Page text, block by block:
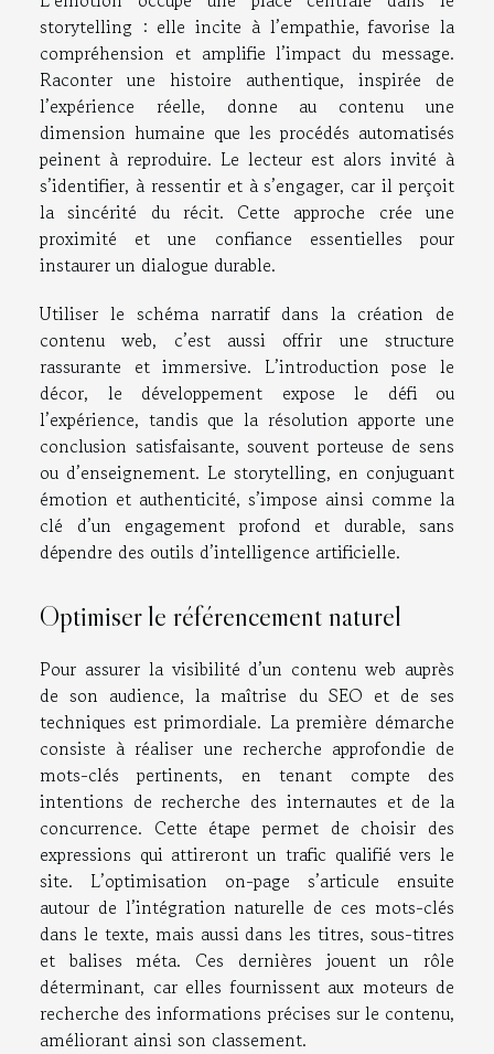
storytelling : elle incite à l’empathie, favorise la
compréhension et amplifie l’impact du message.
Raconter une histoire authentique, inspirée de
l’expérience réelle, donne au contenu une
dimension humaine que les procédés automatisés
peinent à reproduire. Le lecteur est alors invité à
s’identifier, à ressentir et à s’engager, car il perçoit
la sincérité du récit. Cette approche crée une
proximité et une confiance essentielles pour
instaurer un dialogue durable.
Utiliser le schéma narratif dans la création de
contenu web, c’est aussi offrir une structure
rassurante et immersive. L’introduction pose le
décor, le développement expose le défi ou
l’expérience, tandis que la résolution apporte une
conclusion satisfaisante, souvent porteuse de sens
ou d’enseignement. Le storytelling, en conjuguant
émotion et authenticité, s’impose ainsi comme la
clé d’un engagement profond et durable, sans
dépendre des outils d’intelligence artificielle.
Optimiser le référencement naturel
Pour assurer la visibilité d’un contenu web auprès
de son audience, la maîtrise du SEO et de ses
techniques est primordiale. La première démarche
consiste à réaliser une recherche approfondie de
mots-clés pertinents, en tenant compte des
intentions de recherche des internautes et de la
concurrence. Cette étape permet de choisir des
expressions qui attireront un trafic qualifié vers le
site. L’optimisation on-page s’articule ensuite
autour de l’intégration naturelle de ces mots-clés
dans le texte, mais aussi dans les titres, sous-titres
et balises méta. Ces dernières jouent un rôle
déterminant, car elles fournissent aux moteurs de
recherche des informations précises sur le contenu,
améliorant ainsi son classement.